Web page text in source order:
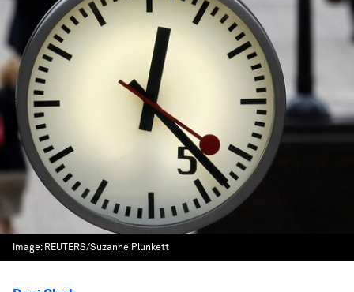
Image: REUTERS/Suzanne Plunkett